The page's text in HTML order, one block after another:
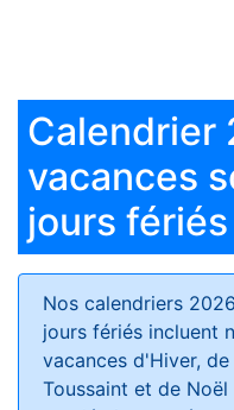
Calendrier
vacances
jours
Nos calendriers
jours fériés incluent
vacances d'Hiver,
Toussaint et de